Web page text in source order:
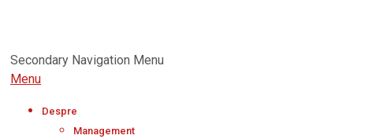
Secondary Navigation Menu
Menu
Despre
Management